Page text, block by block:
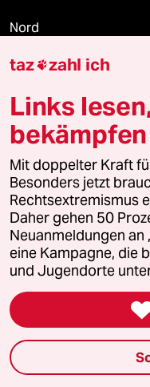
Nord
Wahrheit
Themen
Krieg in der Ukraine
Hitze
US-Demokraten
Nahost-Konflikt
Waldbrände
taz zahl ich
Links
bekämpfen
Mit doppelter Kraft
Besonders jetzt
Rechtsextremismus
Daher gehen 50
Neuanmeldungen an
eine Kampagne, die
und Jugendorte